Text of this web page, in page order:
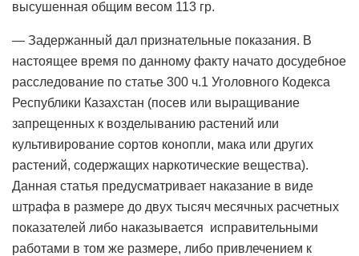
высушенная общим весом 113 гр.
— Задержанный дал признательные показания. В
настоящее время по данному факту начато досудебное
расследование по статье 300 ч.1 Уголовного Кодекса
Республики Казахстан (посев или выращивание
запрещенных к возделыванию растений или
культивирование сортов конопли, мака или других
растений, содержащих наркотические вещества).
Данная статья предусматривает наказание в виде
штрафа в размере до двух тысяч месячных расчетных
показателей либо наказывается исправительными
работами в том же размере, либо привлечением к